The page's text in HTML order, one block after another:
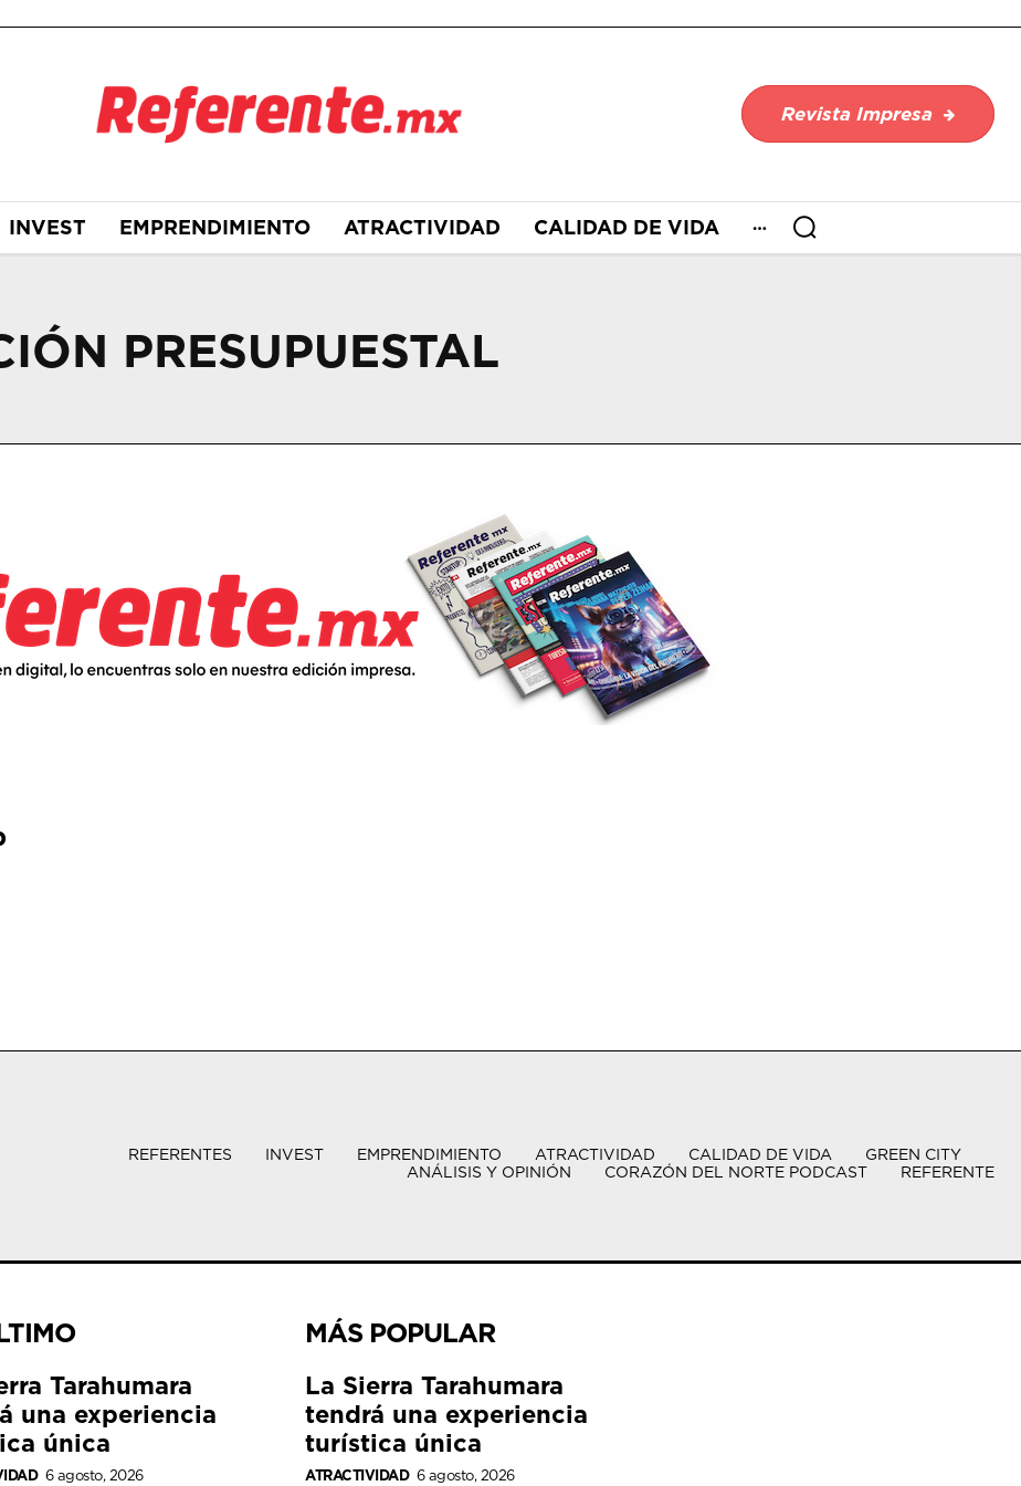
Revista Impresa
INVEST EMPRENDIMIENTO ATRACTIVIDAD CALIDAD DE VIDA
PRESUPUESTAL
REFERENTES INVEST EMPRENDIMIENTO ATRACTIVIDAD CALIDAD DE VIDA
GREEN CITY
ANÁLISIS Y OPINIÓN
CORAZÓN DEL NORTE PODCAST REFERENTE
Tarahumara
una experiencia
única
6 agosto, 2026
MÁS POPULAR
La Sierra Tarahumara
tendrá una experiencia
turística única
ATRACTIVIDAD 6 agosto, 2026